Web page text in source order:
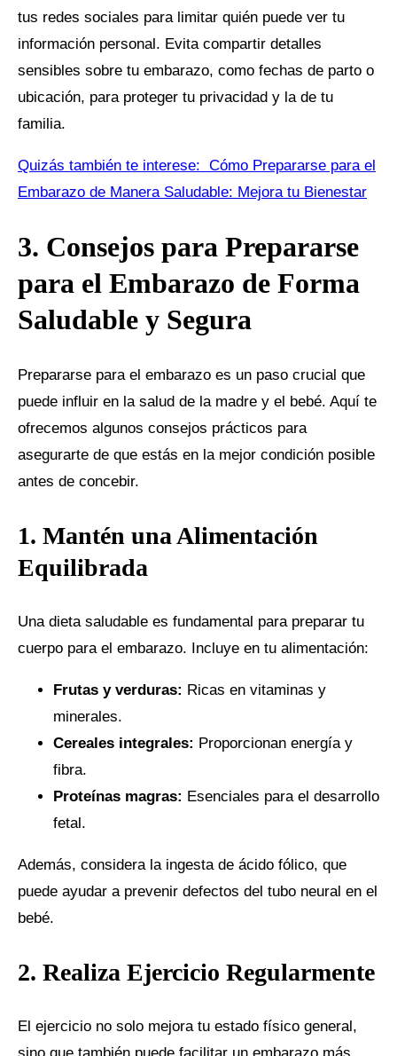
tus redes sociales para limitar quién puede ver tu
información personal. Evita compartir detalles
sensibles sobre tu embarazo, como fechas de parto o
ubicación, para proteger tu privacidad y la de tu
familia.
Quizás también te interese: Cómo Prepararse para el
Embarazo de Manera Saludable: Mejora tu Bienestar
3. Consejos para Prepararse
para el Embarazo de Forma
Saludable y Segura
Prepararse para el embarazo es un paso crucial que
puede influir en la salud de la madre y el bebé. Aquí te
ofrecemos algunos consejos prácticos para
asegurarte de que estás en la mejor condición posible
antes de concebir.
1. Mantén una Alimentación
Equilibrada
Una dieta saludable es fundamental para preparar tu
cuerpo para el embarazo. Incluye en tu alimentación:
Frutas y verduras: Ricas en vitaminas y
minerales.
Cereales integrales: Proporcionan energía y
fibra.
Proteínas magras: Esenciales para el desarrollo
fetal.
Además, considera la ingesta de ácido fólico, que
puede ayudar a prevenir defectos del tubo neural en el
bebé.
2. Realiza Ejercicio Regularmente
El ejercicio no solo mejora tu estado físico general,